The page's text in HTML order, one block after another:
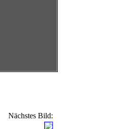
Nächstes Bild: